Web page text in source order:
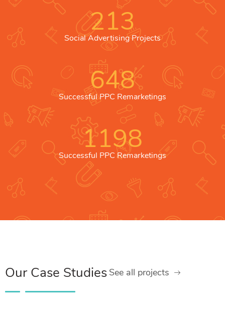
213
Social Advertising Projects
648
Successful PPC Remarketings
1198
Successful PPC Remarketings
Our Case Studies See all projects